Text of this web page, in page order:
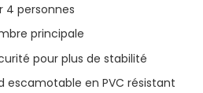
4 personnes
principale
pour plus de stabilité
escamotable en PVC résistant